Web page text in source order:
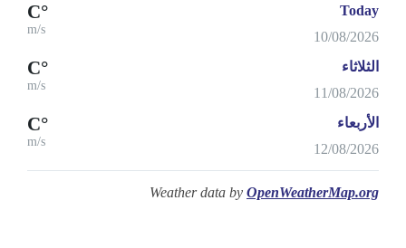
Today
10/08/2026
°C
m/s
الثلاثاء
11/08/2026
°C
m/s
الأربعاء
12/08/2026
°C
m/s
Weather data by OpenWeatherMap.org